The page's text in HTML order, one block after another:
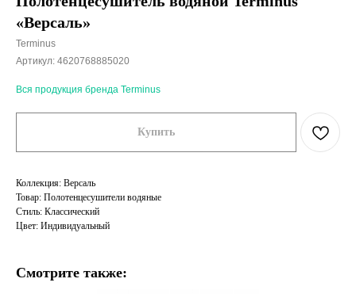
«Версаль»
Terminus
Артикул: 4620768885020
Вся продукция бренда Terminus
Купить
Коллекция: Версаль
Товар: Полотенцесушители водяные
Стиль: Классический
Цвет: Индивидуальный
Смотрите также: